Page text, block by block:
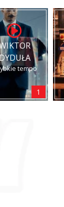
DYDUŁA
tempo
1